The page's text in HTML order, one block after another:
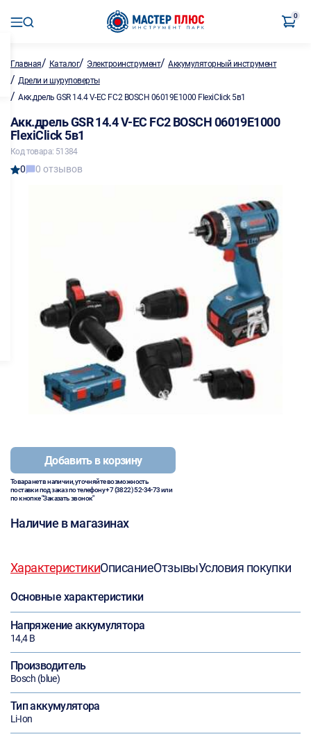
0
Главная/ Каталог/ Электроинструмент/Аккумуляторный инструмент
/ Дрели и шуруповерты
/ Акк.дрель GSR 14.4 V-EC FC2 BOSCH 06019E1000 FlexiClick 5в1
Акк.дрель GSR 14.4 V-EC FC2 BOSCH 06019E1000
FlexiClick 5в1
Код товара: 51384
0 0 отзывов
Добавить в корзину
Товара нет в наличии, уточняйте возможность
поставки под заказ по телефону+7 (3822) 52-34-73или
по кнопке "Заказать звонок"
Наличие в магазинах
ХарактеристикиОписаниеОтзывыУсловия покупки
Основные характеристики
Напряжение аккумулятора
14,4 В
Производитель
Bosch (blue)
Тип аккумулятора
Li-Ion